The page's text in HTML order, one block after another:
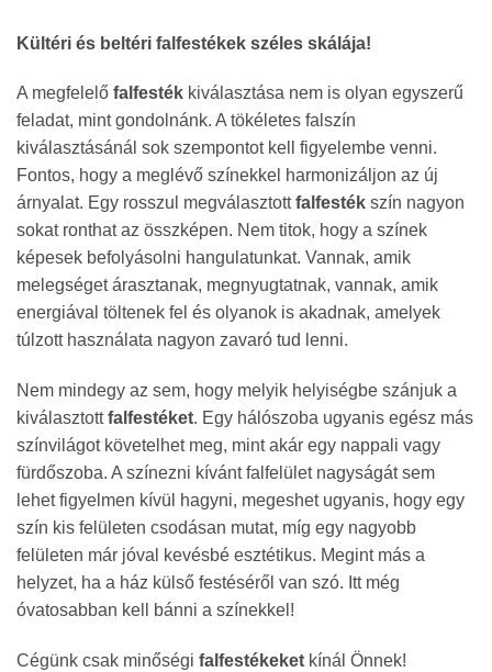
Kültéri és beltéri falfestékek széles skálája!
A megfelelő falfesték kiválasztása nem is olyan egyszerű
feladat, mint gondolnánk. A tökéletes falszín
kiválasztásánál sok szempontot kell figyelembe venni.
Fontos, hogy a meglévő színekkel harmonizáljon az új
árnyalat. Egy rosszul megválasztottfalfesték szín nagyon
sokat ronthat az összképen. Nem titok, hogy a színek
képesek befolyásolni hangulatunkat. Vannak, amik
melegséget árasztanak, megnyugtatnak, vannak, amik
energiával töltenek fel és olyanok is akadnak, amelyek
túlzott használata nagyon zavaró tud lenni.
Nem mindegy az sem, hogy melyik helyiségbe szánjuk a
kiválasztottfalfestéket. Egy hálószoba ugyanis egész más
színvilágot követelhet meg, mint akár egy nappali vagy
fürdőszoba. A színezni kívánt falfelület nagyságát sem
lehet figyelmen kívül hagyni, megeshet ugyanis, hogy egy
szín kis felületen csodásan mutat, míg egy nagyobb
felületen már jóval kevésbé esztétikus. Megint más a
helyzet, ha a ház külső festéséről van szó. Itt még
óvatosabban kell bánni a színekkel!
Cégünk csak minőségi falfestékeket kínál Önnek!